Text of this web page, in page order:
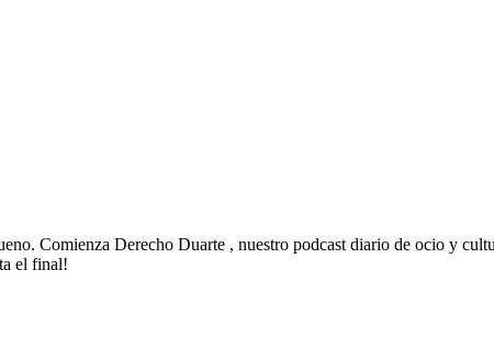
Comienza Derecho Duarte , nuestro podcast diario de ocio y
el final!